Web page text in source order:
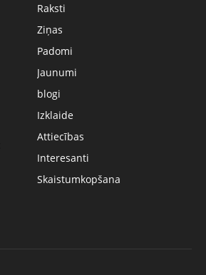
Raksti
Ziņas
Padomi
Jaunumi
blogi
Izklaide
Attiecības
Interesanti
Skaistumkopšana